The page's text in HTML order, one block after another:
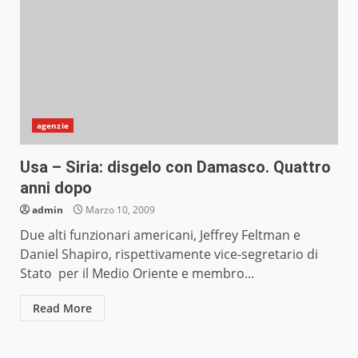
agenzie
Usa – Siria: disgelo con Damasco. Quattro
anni dopo
admin Marzo 10, 2009
Due alti funzionari americani, Jeffrey Feltman e
Daniel Shapiro, rispettivamente vice-segretario di
Stato per il Medio Oriente e membro...
Read More